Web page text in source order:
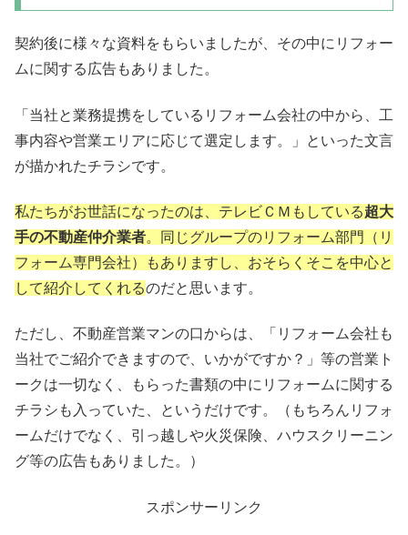
契約後に様々な資料をもらいましたが、その中にリフォー
ムに関する広告もありました。
「当社と業務提携をしているリフォーム会社の中から、工
事内容や営業エリアに応じて選定します。」といった文言
が描かれたチラシです。
私たちがお世話になったのは、テレビＣＭもしている超大
手の不動産仲介業者。同じグループのリフォーム部門（リ
フォーム専門会社）もありますし、おそらくそこを中心と
して紹介してくれるのだと思います。
ただし、不動産営業マンの口からは、「リフォーム会社も
当社でご紹介できますので、いかがですか？」等の営業ト
ークは一切なく、もらった書類の中にリフォームに関する
チラシも入っていた、というだけです。（もちろんリフォ
ームだけでなく、引っ越しや火災保険、ハウスクリーニン
グ等の広告もありました。）
スポンサーリンク